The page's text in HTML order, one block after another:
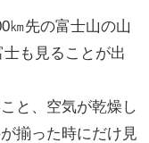
㎞先の富士山の山
も見ることが出
と、空気が乾燥し
揃った時にだけ見